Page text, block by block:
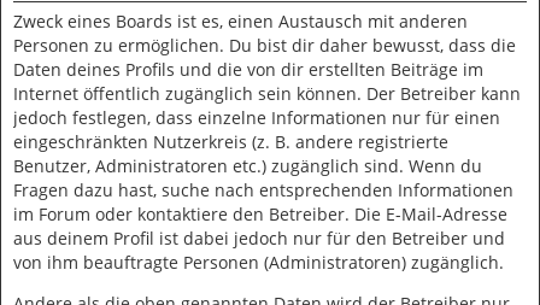
Zweck eines Boards ist es, einen Austausch mit anderen
Personen zu ermöglichen. Du bist dir daher bewusst, dass die
Daten deines Profils und die von dir erstellten Beiträge im
Internet öffentlich zugänglich sein können. Der Betreiber kann
jedoch festlegen, dass einzelne Informationen nur für einen
eingeschränkten Nutzerkreis (z. B. andere registrierte
Benutzer, Administratoren etc.) zugänglich sind. Wenn du
Fragen dazu hast, suche nach entsprechenden Informationen
im Forum oder kontaktiere den Betreiber. Die E-Mail-Adresse
aus deinem Profil ist dabei jedoch nur für den Betreiber und
von ihm beauftragte Personen (Administratoren) zugänglich.